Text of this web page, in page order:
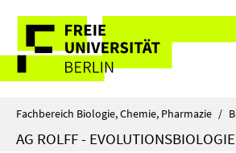
direkt
Inhalt
Service-
Navigation
Fachbereich Biologie, Chemie, Pharmazie /
AG ROLFF - EVOLUTIONSBIOLOGIE